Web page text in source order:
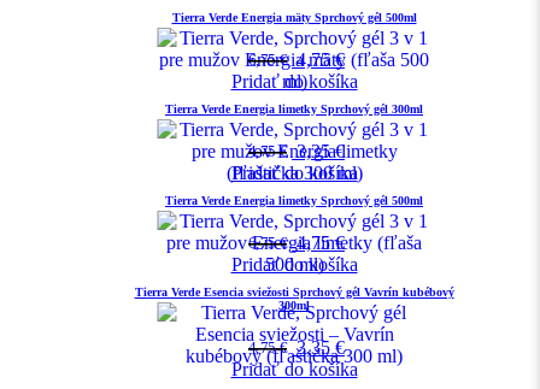
Tierra Verde Energia mäty Sprchový gél 500ml
6,75€ 4,75€
Pridať do košíka
Tierra Verde Energia limetky Sprchový gél 300ml
4,75€ 3,35€
Pridať do košíka
Tierra Verde Energia limetky Sprchový gél 500ml
6,75€ 4,75€
Pridať do košíka
Tierra Verde Esencia sviežosti Sprchový gél Vavrín kubébový
300ml
4,75€ 3,35 €
Pridať do košíka